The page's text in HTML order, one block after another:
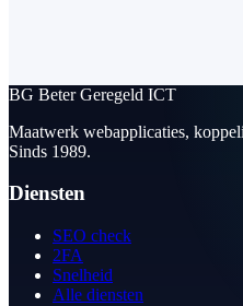
BG Beter Geregeld ICT
Maatwerk webapplicaties,
Sinds 1989.
Diensten
SEO check
2FA
Snelheid
Alle diensten